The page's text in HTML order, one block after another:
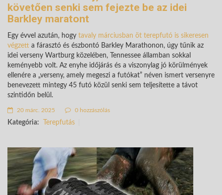
követően senki sem fejezte be az idei
Barkley maratont
Egy évvel azután, hogy tavaly márciusban öt terepfutó is sikeresen
végzett a fárasztó és észbontó Barkley Marathonon, úgy tűnik az
idei verseny Wartburg közelében, Tennessee államban sokkal
keményebb volt. Az enyhe időjárás és a viszonylag jó körülmények
ellenére a „verseny, amely megeszi a futókat” néven ismert versenyre
benevezett mintegy 45 futó közül senki sem teljesítette a távot
szintidőn belül.
20 márc. 2025 0 hozzászólás
Kategória: Terepfutás